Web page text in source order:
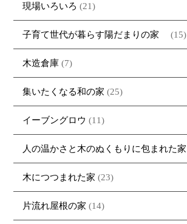
現場いろいろ (21)
子育て世代が暮らす陽だまりの家 (15)
木造倉庫 (7)
集いたくなる和の家 (25)
イーブングロウ (11)
人の温かさと木のぬくもりに包まれた家
木につつまれた家 (23)
片流れ屋根の家 (14)